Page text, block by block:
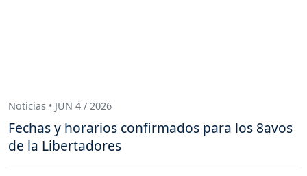
Noticias • JUN 4 / 2026
Fechas y horarios confirmados para los 8avos
de la Libertadores